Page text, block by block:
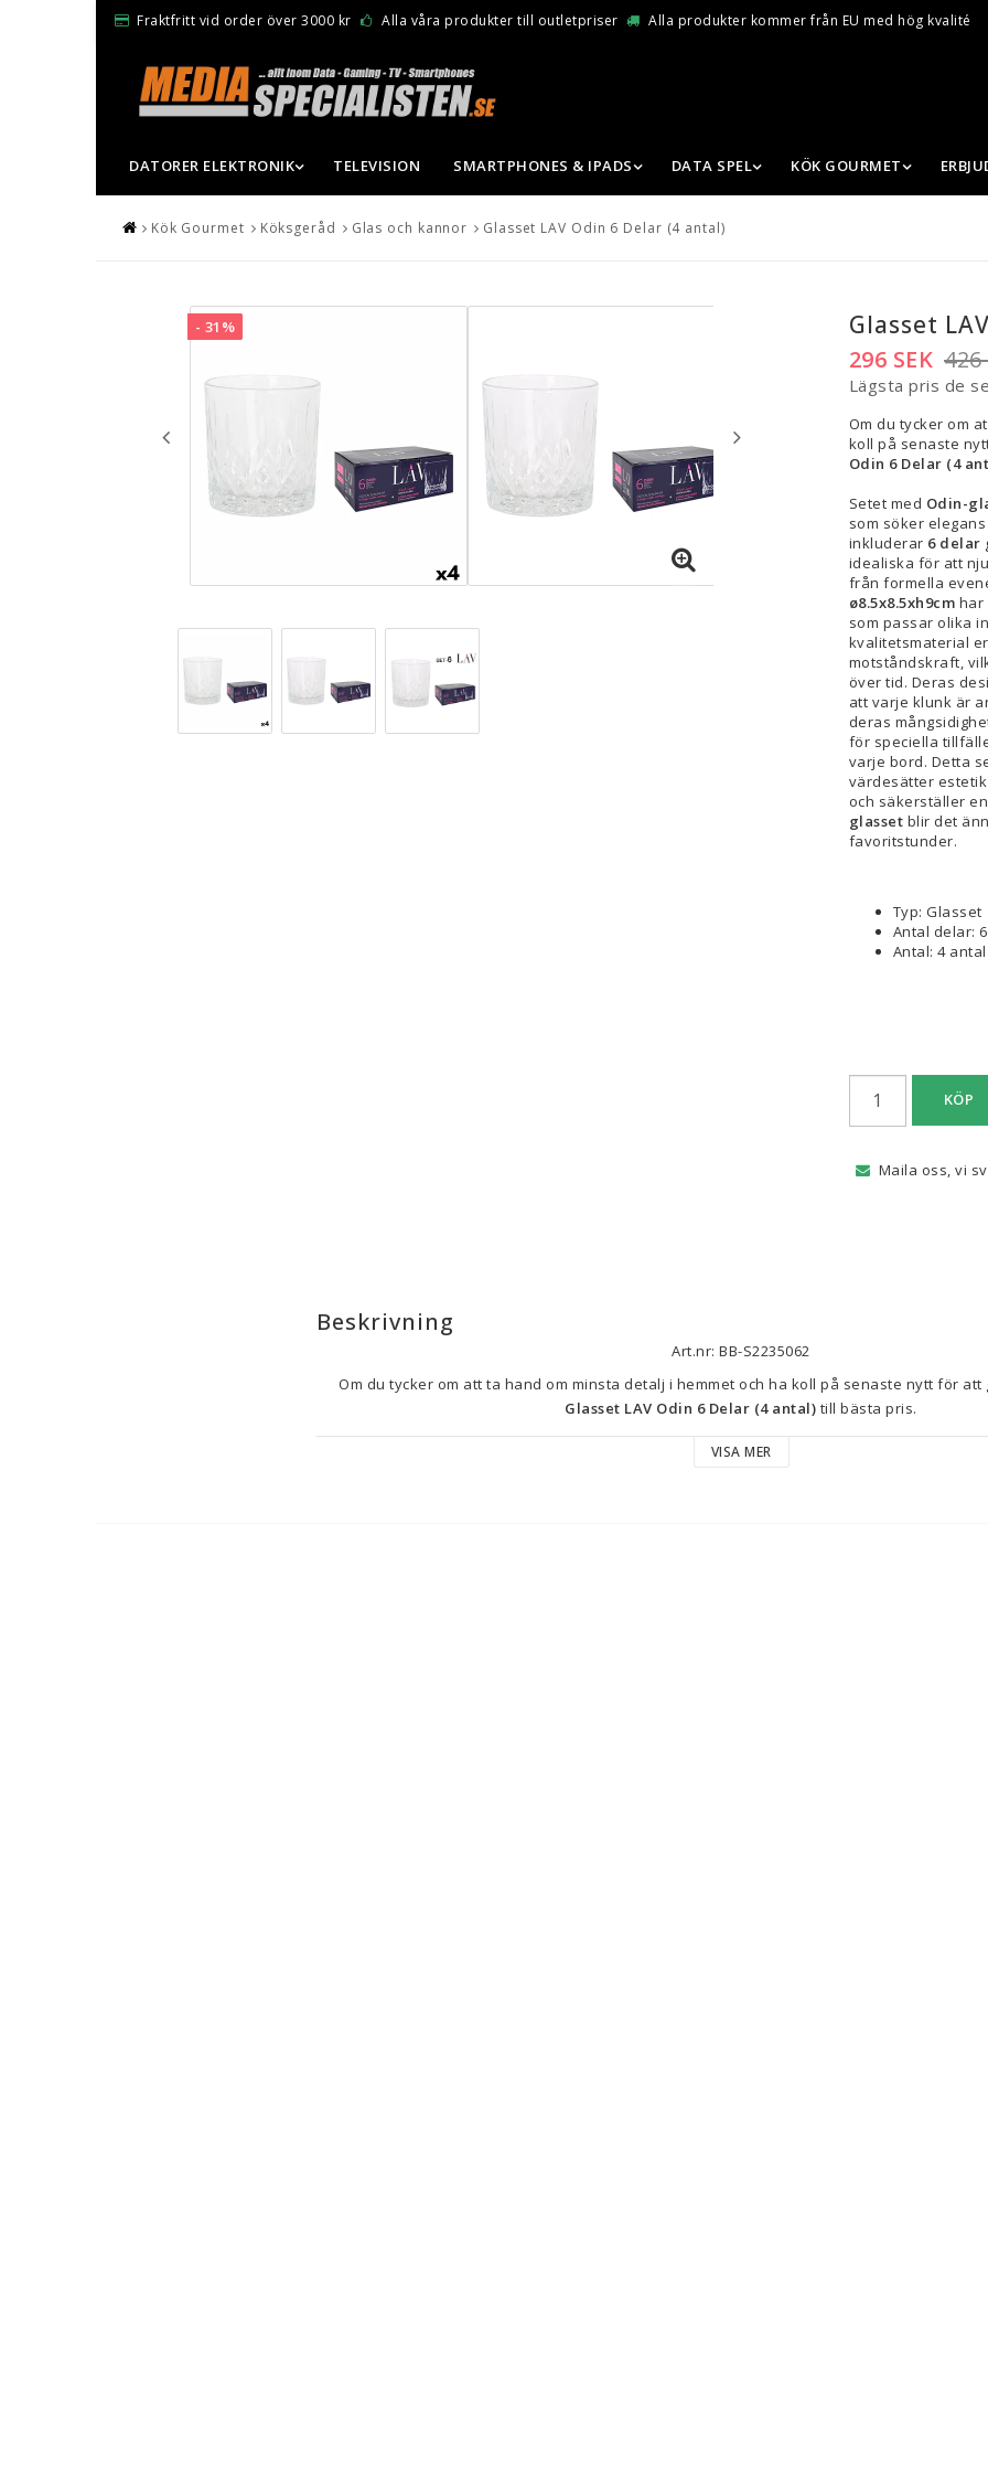
Fraktfritt vid order över 3000 kr Alla våra produkter till outletpriser Alla produkter kommer från EU med hög kvalité
DATORER ELEKTRONIK TELEVISION SMARTPHONES & IPADS DATA SPEL KÖK GOURMET
Kök Gourmet Köksgeråd Glas och kannor Glasset LAV Odin 6 Delar (4 antal)
- 31% Glasset
426
296 SEK
Lägsta pris de
Om du tycker om
koll på senaste
Odin 6 Delar (4
Setet med Odin-
som söker
inkluderar 6 delar
idealiska för att
från formella
ø8.5x8.5xh9cm har
som passar olika
kvalitetsmaterial
motståndskraft,
över tid. Deras
att varje klunk är
deras
för speciella
varje bord. Detta
värdesätter
och säkerställer
glasset blir det
favoritstunder.
Typ: Glasset
Antal delar:
Antal: 4 antal
KÖP
Maila oss, vi
Beskrivning
Art.nr: BB-S2235062
Glasset LAV Odin 6 Delar (4 antal) till bästa pris.
är det perfekta valet för dem som söker elegans och
VISA MER